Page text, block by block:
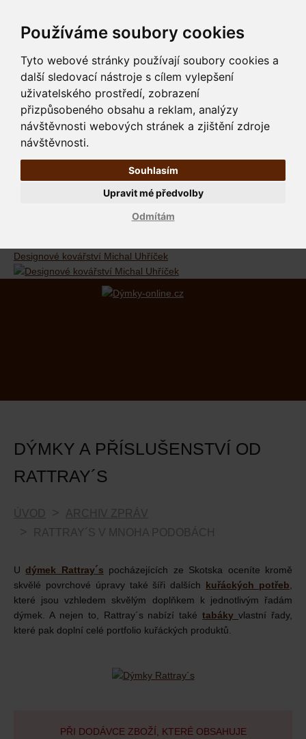
Používáme soubory cookies
Tyto webové stránky používají soubory cookies a
další sledovací nástroje s cílem vylepšení
uživatelského prostředí, zobrazení
přizpůsobeného obsahu a reklam, analýzy
návštěvnosti webových stránek a zjištění zdroje
návštěvnosti.
Souhlasím
Odmítám
Upravit mé předvolby
Designové kovářství Michal Uhříček
DÝMKY A PŘÍSLUŠENSTVÍ OD
RATTRAY´S
ÚVOD
ARCHIV ZPRÁV
RATTRAY´S V MNOHA PODOBÁCH
Udýmek Rattray´s pocházejících ze Skotska oceníte kromě
skvělé povrchové úpravy také šíři dalších kuřáckých potřeb
které jsou vzhledem skvělým doplňkem k jednotlivým řadám
dýmek. A nejen to, Rattray´s nabízí takétabákyvlastní řady,
které pak doplní celé portfolio kuřáckých produktů.
PŘI DODÁVCE ZBOŽÍ, KTERÉ OBSAHUJE